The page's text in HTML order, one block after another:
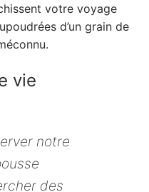
votre voyage
d’un grain de
vie
notre
des